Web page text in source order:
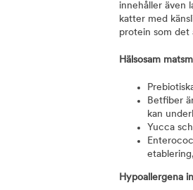
innehåller även
katter med
protein som det
Hälsosam
Betfiber
kan
Yucca
Hypoallergena